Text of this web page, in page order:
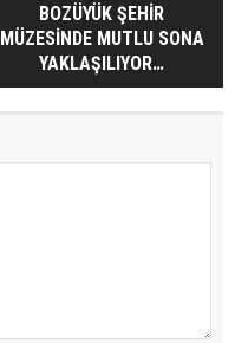
BOZÜYÜK ŞEHİR
MÜZESİNDE MUTLU SONA
YAKLAŞILIYOR…